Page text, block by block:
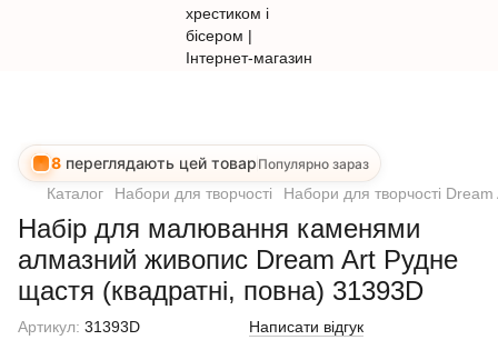
8 переглядають цей товар Популярно зараз
Каталог Набори для творчості Набори для творчості Dream
Набір для малювання каменями
алмазний живопис Dream Art Рудне
щастя (квадратні, повна) 31393D
Артикул: 31393D Написати відгук